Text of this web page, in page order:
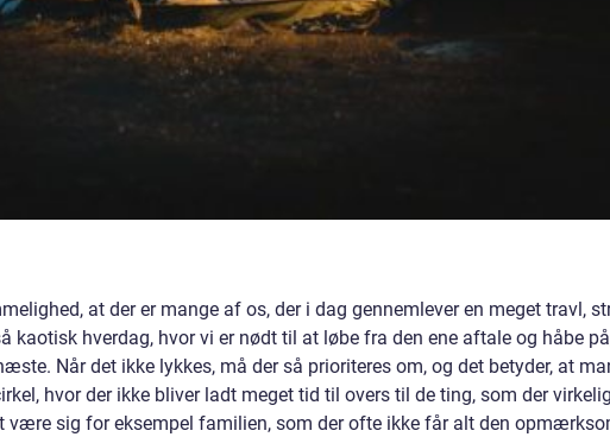
at der er mange af os, der i dag gennemlever en meget travl,
kaotisk hverdag, hvor vi er nødt til at løbe fra den ene aftale og håbe
Når det ikke lykkes, må der så prioriteres om, og det betyder, at
hvor der ikke bliver ladt meget tid til overs til de ting, som der
være sig for eksempel familien, som der ofte ikke får alt den